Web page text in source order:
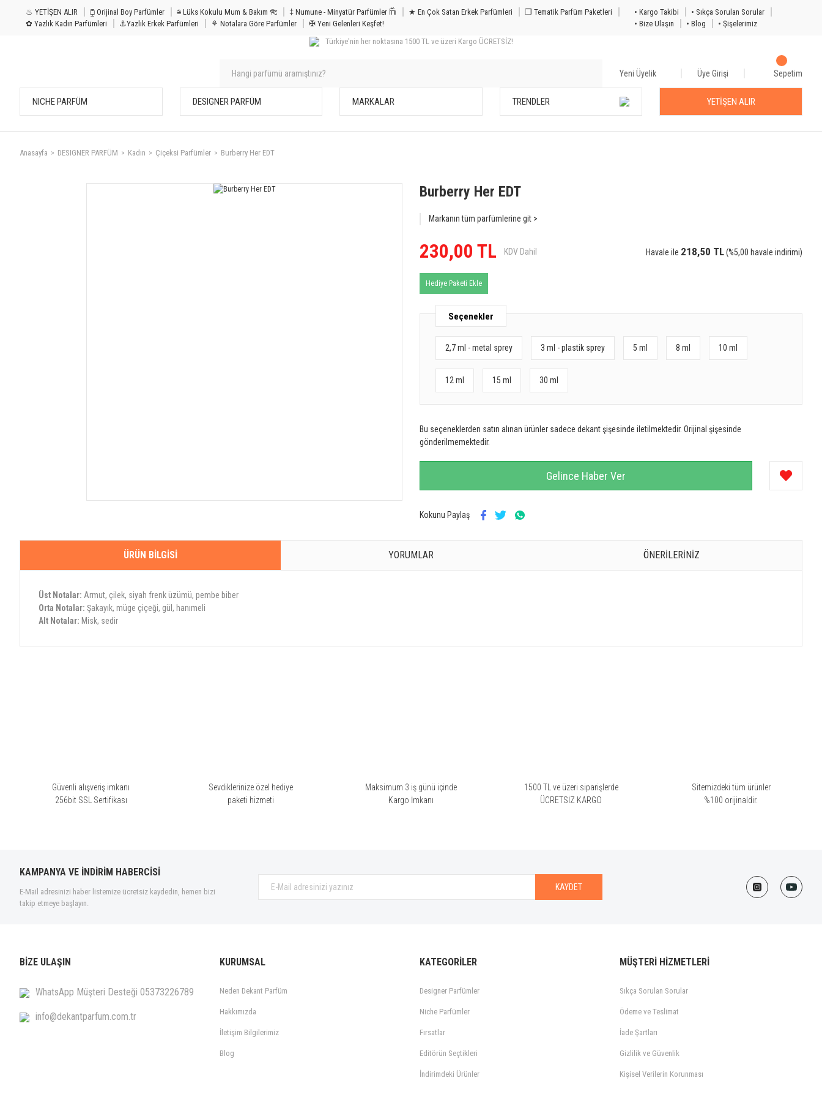
♨ YETİŞEN ALIR ⧮ Orijinal Boy Parfümler ⩭ Lüks Kokulu Mum & Bakım 𐦝 ‡ Numune - Minyatür Parfümler 𐙏 ★ En Çok Satan Erkek Parfümleri
❒ Tematik Parfüm Paketleri
✿ Yazlık Kadın Parfümleri
⚓Yazlık Erkek Parfümleri ⚘ Notalara Göre Parfümler ✠ Yeni Gelenleri Keşfet!
• Kargo Takibi
• Sıkça Sorulan Sorular
• Bize Ulaşın
• Blog
• Şişelerimiz
Türkiye'nin her noktasına 1500 TL ve üzeri Kargo ÜCRETSİZ!
Yeni Üyelik Üye Girişi Sepetim
NICHE PARFÜM DESIGNER PARFÜM MARKALAR TRENDLER YETİŞEN ALIR
Anasayfa DESIGNER PARFÜM Kadın Çiçeksi Parfümler Burberry Her EDT
Burberry Her EDT
Markanın tüm parfümlerine git >
230,00 TL KDV Dahil Havale ile 218,50 TL(%5,00 havale indirimi)
Hediye Paketi Ekle
Seçenekler
2,7 ml - metal sprey 3 ml - plastik sprey 5 ml 8 ml 10 ml
12 ml 15 ml 30 ml
Bu seçeneklerden satın alınan ürünler sadece dekant şişesinde iletilmektedir. Orijinal şişesinde
gönderilmemektedir.
Gelince Haber Ver
Kokunu Paylaş
ÜRÜN BILGISI YORUMLAR ÖNERILERINIZ
Üst Notalar: Armut, çilek, siyah frenk üzümü, pembe biber
Orta Notalar: Şakayık, müge çiçeği, gül, hanımeli
Alt Notalar: Misk, sedir
Güvenli alışveriş imkanı
256bit SSL Sertifikası
Sevdiklerinize özel hediye
paketi hizmeti
Maksimum 3 iş günü içinde
Kargo İmkanı
1500 TL ve üzeri siparişlerde
ÜCRETSİZ KARGO
Sitemizdeki tüm ürünler
%100 orijinaldir.
KAMPANYA VE İNDİRİM HABERCİSİ
E-Mail adresinizi haber listemize ücretsiz kaydedin, hemen bizi
takip etmeye başlayın.
KAYDET
BİZE ULAŞIN
WhatsApp Müşteri Desteği 05373226789
info@dekantparfum.com.tr
KURUMSAL
Neden Dekant Parfüm
Hakkımızda
İletişim Bilgilerimiz
Blog
KATEGORİLER
Designer Parfümler
Niche Parfümler
Fırsatlar
Editörün Seçtikleri
İndirimdeki Ürünler
MÜŞTERİ HİZMETLERİ
Sıkça Sorulan Sorular
Ödeme ve Teslimat
İade Şartları
Gizlilik ve Güvenlik
Kişisel Verilerin Korunması